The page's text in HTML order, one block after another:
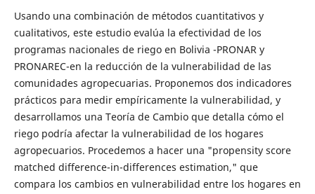
Usando una combinación de métodos cuantitativos y
cualitativos, este estudio evalúa la efectividad de los
programas nacionales de riego en Bolivia -PRONAR y
PRONAREC-en la reducción de la vulnerabilidad de las
comunidades agropecuarias. Proponemos dos indicadores
prácticos para medir empíricamente la vulnerabilidad, y
desarrollamos una Teoría de Cambio que detalla cómo el
riego podría afectar la vulnerabilidad de los hogares
agropecuarios. Procedemos a hacer una "propensity score
matched difference-in-differences estimation," que
compara los cambios en vulnerabilidad entre los hogares en